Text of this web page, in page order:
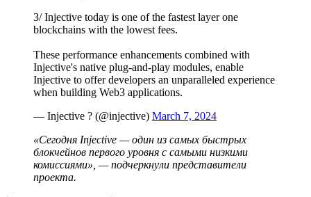
3/ Injective today is one of the fastest layer one
blockchains with the lowest fees.
These performance enhancements combined with
Injective's native plug-and-play modules, enable
Injective to offer developers an unparalleled experience
when building Web3 applications.
— Injective ? (@injective) March 7, 2024
«Сегодня Injective — один из самых быстрых
блокчейнов первого уровня с самыми низкими
комиссиями», — подчеркнули представители
проекта.